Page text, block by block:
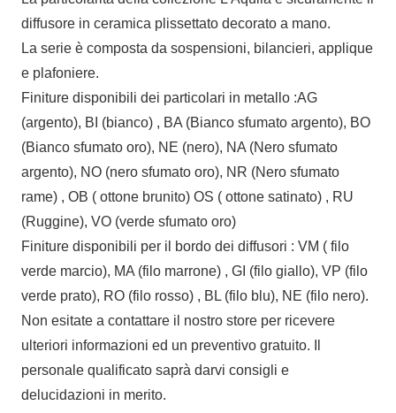
diffusore in ceramica plissettato decorato a mano.
La serie è composta da sospensioni, bilancieri, applique
e plafoniere.
Finiture disponibili dei particolari in metallo :AG
(argento), BI (bianco) , BA (Bianco sfumato argento), BO
(Bianco sfumato oro), NE (nero), NA (Nero sfumato
argento), NO (nero sfumato oro), NR (Nero sfumato
rame) , OB ( ottone brunito) OS ( ottone satinato) , RU
(Ruggine), VO (verde sfumato oro)
Finiture disponibili per il bordo dei diffusori : VM ( filo
verde marcio), MA (filo marrone) , GI (filo giallo), VP (filo
verde prato), RO (filo rosso) , BL (filo blu), NE (filo nero).
Non esitate a contattare il nostro store per ricevere
ulteriori informazioni ed un preventivo gratuito. Il
personale qualificato saprà darvi consigli e
delucidazioni in merito.